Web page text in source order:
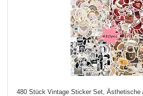
480 Stück Vintage Sticker Set, Ästhetische